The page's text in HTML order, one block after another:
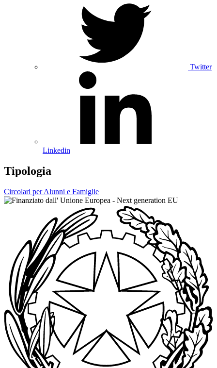
Twitter
Linkedin
Tipologia
Circolari per Alunni e Famiglie